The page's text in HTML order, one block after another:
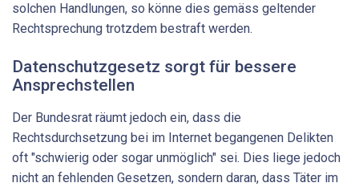
solchen Handlungen, so könne dies gemäss geltender
Rechtsprechung trotzdem bestraft werden.
Datenschutzgesetz sorgt für bessere
Ansprechstellen
Der Bundesrat räumt jedoch ein, dass die
Rechtsdurchsetzung bei im Internet begangenen Delikten
oft "schwierig oder sogar unmöglich" sei. Dies liege jedoch
nicht an fehlenden Gesetzen, sondern daran, dass Täter im